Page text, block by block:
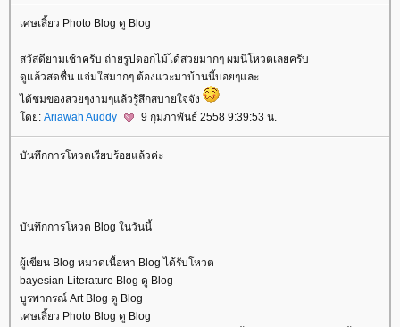
เศษเสี้ยว Photo Blog ดู Blog
สวัสดียามเช้าครับ ถ่ายรูปดอกไม้ได้สวยมากๆ ผมนี่โหวตเลยครับ
ดูแล้วสดชื่น แจ่มใสมากๆ ต้องแวะมาบ้านนี้บ่อยๆและ
ได้ชมของสวยๆงามๆแล้วรู้สึกสบายใจจัง
ดย: Ariawah Auddy 9 กุมภาพันธ์ 2558 9:39:53 น.
บันทึกการโหวตเรียบร้อยแล้วค่ะ
บันทึกการโหวต Blog ในวันนี้
ผู้เขียน Blog หมวดเนื้อหา Blog ได้รับโหวต
bayesian Literature Blog ดู Blog
บูรพากรณ์ Art Blog ดู Blog
เศษเสี้ยว Photo Blog ดู Blog